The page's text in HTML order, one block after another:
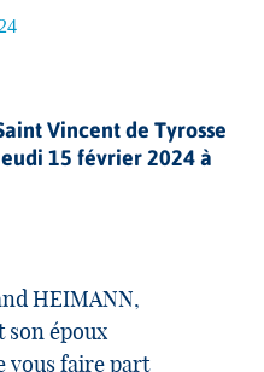
Vincent de Tyrosse
15 février 2024 à
HEIMANN,
son époux
vous faire part